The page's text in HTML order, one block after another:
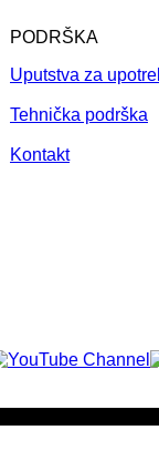
PODRŠKA
Uputstva za
Tehnička podrška
Kontakt